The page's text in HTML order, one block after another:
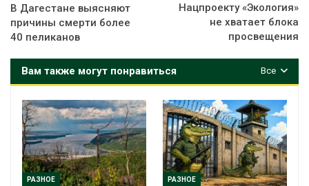
В Дагестане выясняют
причины смерти более
40 пеликанов
Нацпроекту «Экология»
не хватает блока
просвещения
Все
Вам также могут понравиться
РАЗНОЕ РАЗНОЕ